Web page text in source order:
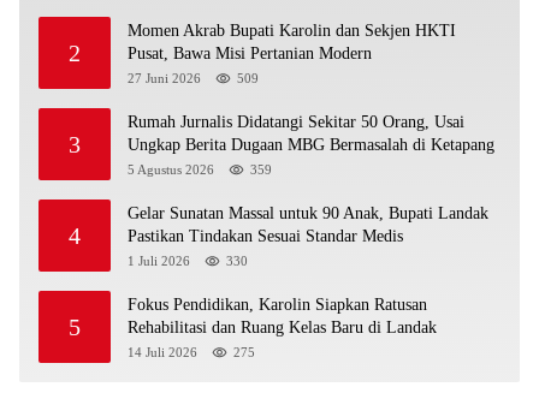
2
Momen Akrab Bupati Karolin dan Sekjen HKTI
27 Juni 2026 509
3
Rumah Jurnalis Didatangi Sekitar 50 Orang, Usai
Ungkap Berita Dugaan MBG Bermasalah di Ketapang
5 Agustus 2026 359
4
Gelar Sunatan Massal untuk 90 Anak, Bupati Landak
Pastikan Tindakan Sesuai Standar Medis
1 Juli 2026 330
5
Fokus Pendidikan, Karolin Siapkan Ratusan
Rehabilitasi dan Ruang Kelas Baru di Landak
14 Juli 2026 275